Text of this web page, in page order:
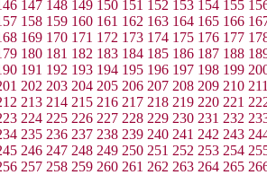
147 148 149 150 151 152 153 154 155
158 159 160 161 162 163 164 165 166
169 170 171 172 173 174 175 176 177
180 181 182 183 184 185 186 187 188
191 192 193 194 195 196 197 198 199
202 203 204 205 206 207 208 209 210
213 214 215 216 217 218 219 220 221
224 225 226 227 228 229 230 231 232
235 236 237 238 239 240 241 242 243
246 247 248 249 250 251 252 253 254
257 258 259 260 261 262 263 264 265